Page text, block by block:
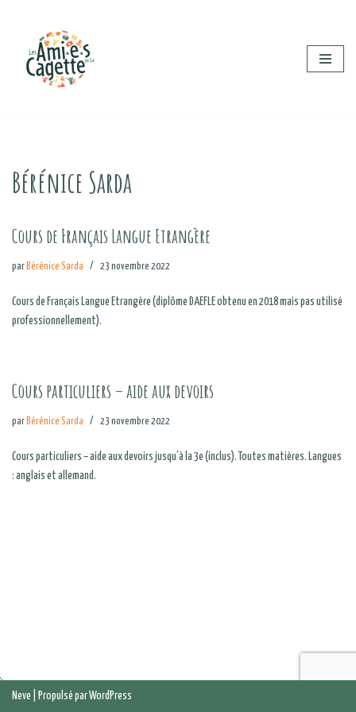
contenu
Bérénice Sarda
Cours de Français Langue Etrangère
par Bérénice Sarda 23 novembre 2022
Cours de Français Langue Etrangère (diplôme DAEFLE obtenu en 2018 mais pas utilisé
professionnellement).
Cours particuliers – aide aux devoirs
par Bérénice Sarda 23 novembre 2022
Cours particuliers – aide aux devoirs jusqu’à la 3e (inclus). Toutes matières. Langues
: anglais et allemand.
Neve | Propulsé parWordPress